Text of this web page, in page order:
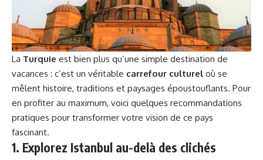
La Turquie est bien plus qu’une simple destination de
vacances : c’est un véritable carrefour culturel où se
mêlent histoire, traditions et paysages époustouflants. Pour
en profiter au maximum, voici quelques recommandations
pratiques pour transformer votre vision de ce pays
fascinant.
1. Explorez Istanbul au-delà des clichés